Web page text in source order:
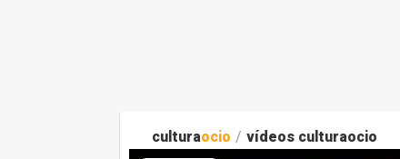
culturaocio / vídeos culturaocio